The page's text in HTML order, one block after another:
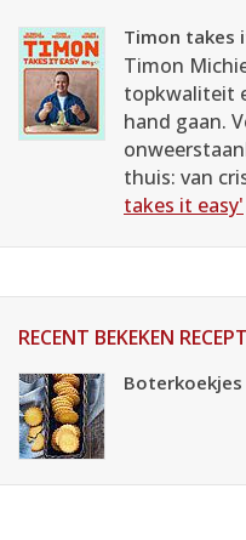
Timon takes
Timon
topkwaliteit
hand gaan.
thuis: van
takes it easy'
RECENT BEKEKEN
Boterkoekjes